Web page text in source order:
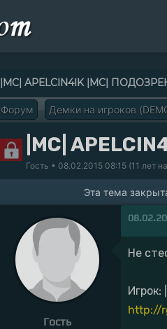
|MC| APELCIN4IK |MC|
Форум Демки на игроков
|MC|
Гость • 08.02.2015 08:15 (11 лет
Эта тема
Гость
Не
Игрок:
http://